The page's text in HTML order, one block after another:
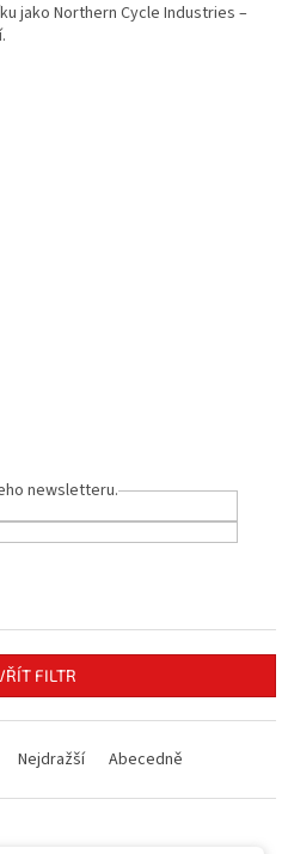
jako Northern Cycle Industries –
newsletteru.
FILTR
Nejdražší Abecedně